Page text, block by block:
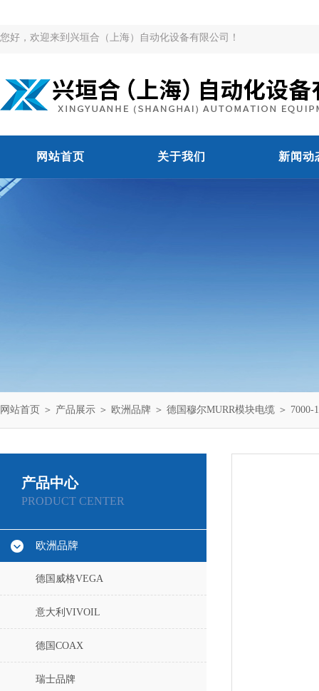
您好，欢迎来到兴垣合（上海）自动化设备有限公司！
网站首页 关于我们 新闻动
网站首页 ＞ 产品展示 ＞ 欧洲品牌 ＞ 德国穆尔MURR模块电缆 ＞ 7000-
产品中心
PRODUCT CENTER
欧洲品牌
德国威格VEGA
意大利VIVOIL
德国COAX
瑞士品牌